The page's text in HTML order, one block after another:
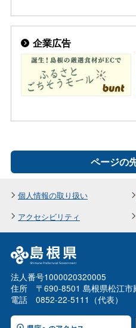
企業広告
ページの
個人情報の取り扱い
アクセシビリティ
法人番号1000020320005
住所 〒690-8501 島根県松江市
電話 0852-22-5111（代表）